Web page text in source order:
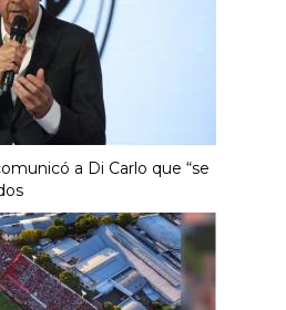
a Di Carlo que “se